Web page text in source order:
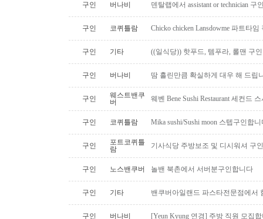
구인 버나비 덴탈랩에서 assistant or technician 구
구인 코퀴틀람 Chicko chicken Lansdowme 파트타
구인 기타 ((일식당)) 핫푸드, 템푸라, 롤맨 구
구인 버나비 땀 흘린만큼 확실하게 대우 해 드립
구인
웨스트밴쿠
버
웨벤 Bene Sushi Restaurant 세컨드
구인 코퀴틀람 Mika sushi/Sushi moon 스텝구인합
구인
포트코퀴틀
람
기사식당 주방보조 및 디시워셔 구
구인 노스밴쿠버 놀밴 북촌에서 서버분구인합니다
구인 기타 밴쿠버아일랜드 파스타전문점에서
구인 버나비 [Yeun Kyung 연경] 주방 직원 모집